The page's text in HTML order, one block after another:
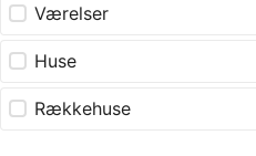
Værelser
Huse
Rækkehuse